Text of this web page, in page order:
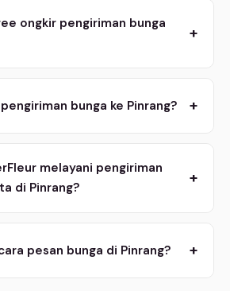
ongkir pengiriman bunga
+
bunga ke Pinrang? +
melayani pengiriman
di Pinrang?
+
pesan bunga di Pinrang? +